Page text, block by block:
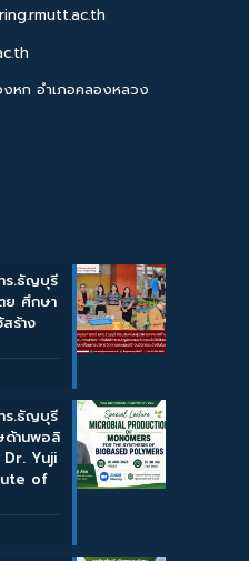
หก อำเภอคลองหลวง
ร.ธัญบุรี
ย ศึกษา
ร้าง
ร.ธัญบุรี
ด้านพอลิ
Dr. Yuji
of